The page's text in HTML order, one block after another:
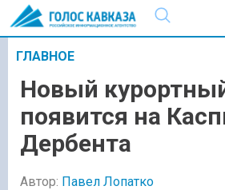
ГЛАВНОЕ
Новый
появится на
Дербента
Автор: Павел Лопатко